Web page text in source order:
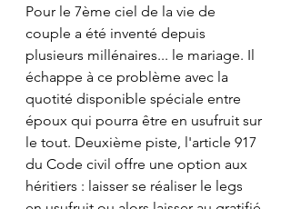
Pour le 7ème ciel de la vie de
couple a été inventé depuis
plusieurs millénaires... le mariage. Il
échappe à ce problème avec la
quotité disponible spéciale entre
époux qui pourra être en usufruit sur
le tout. Deuxième piste, l'article 917
du Code civil offre une option aux
héritiers : laisser se réaliser le legs